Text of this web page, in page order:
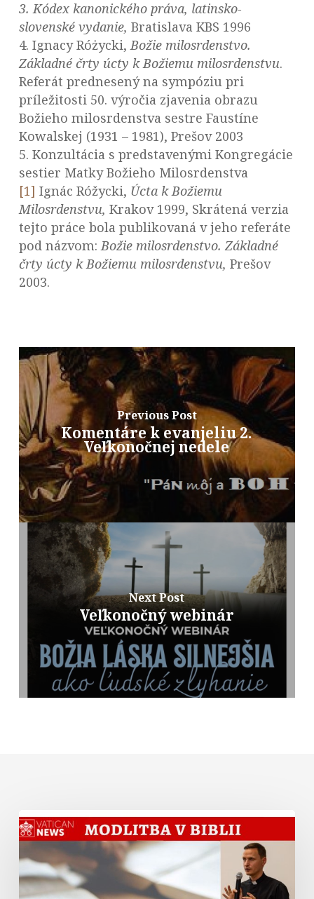
3. Kódex kanonického práva, latinsko-
slovenské vydanie, Bratislava KBS 1996
4. Ignacy Różycki,Božie milosrdenstvo.
Základné črty úcty k Božiemu milosrdenstvu.
Referát prednesený na sympóziu pri
príležitosti 50. výročia zjavenia obrazu
Božieho milosrdenstva sestre Faustíne
Kowalskej (1931 – 1981), Prešov 2003
5. Konzultácia s predstavenými Kongregácie
sestier Matky Božieho Milosrdenstva
[1] Ignác Róžycki, Úcta k Božiemu
Milosrdenstvu, Krakov 1999, Skrátená verzia
tejto práce bola publikovaná v jeho referáte
pod názvom:Božie milosrdenstvo. Základné
črty úcty k Božiemu milosrdenstvu, Prešov
2003.
Previous Post
Komentáre k evanjeliu 2.
Veľkonočnej nedele
Next Post
Veľkonočný webinár
Modlitba
v
Biblii